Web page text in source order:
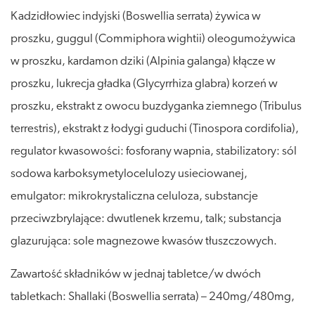
Kadzidłowiec indyjski (Boswellia serrata) żywica w
proszku, guggul (Commiphora wightii) oleogumożywica
w proszku, kardamon dziki (Alpinia galanga) kłącze w
proszku, lukrecja gładka (Glycyrrhiza glabra) korzeń w
proszku, ekstrakt z owocu buzdyganka ziemnego (Tribulus
terrestris), ekstrakt z łodygi guduchi (Tinospora cordifolia),
regulator kwasowości: fosforany wapnia, stabilizatory: sól
sodowa karboksymetylocelulozy usieciowanej,
emulgator: mikrokrystaliczna celuloza, substancje
przeciwzbrylające: dwutlenek krzemu, talk; substancja
glazurująca: sole magnezowe kwasów tłuszczowych.
Zawartość składników w jednaj tabletce/w dwóch
tabletkach: Shallaki (Boswellia serrata) – 240mg/480mg,